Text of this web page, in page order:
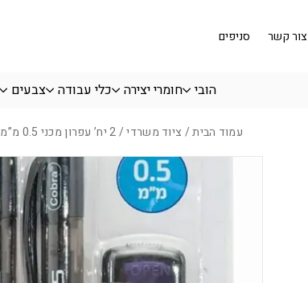
צור קשר סניפים
הובי חומרי יצירה כלי עבודה צבעים
עמוד הבית/ ציוד משרדי/ 2 יח’ עפרון מכני 0.5 מ”מ + עופרות COBRA